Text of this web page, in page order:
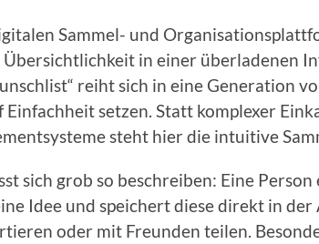
Sammel- und
Übersichtlichkeit in einer überladenen
reiht sich in eine Generation
Einfachheit setzen. Statt komplexer
steht hier die intuitive
sich grob so beschreiben: Eine
Idee und speichert diese direkt in der
oder mit Freunden teilen.